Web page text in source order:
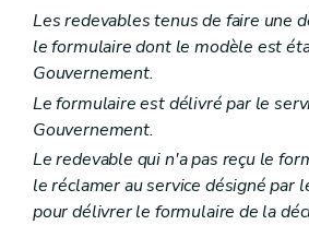
Les redevables tenus de faire une
le formulaire dont le modèle est
Gouvernement.
Le formulaire est délivré par le
Gouvernement.
Le redevable qui n'a pas reçu le
le réclamer au service désigné par
pour délivrer le formulaire de la